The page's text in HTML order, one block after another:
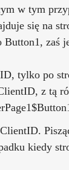
w tym
się na
Button1, zaś
tylko po
z tą
kiedy